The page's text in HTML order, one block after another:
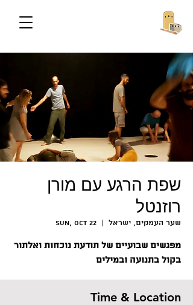
שפת הרגע עם מורן
רוזנטל
Sun, Oct 22
  |
שער העמקים, ישראל
מפגשים שבועיים של תודעת נוכחות ואלתור
Time & Location